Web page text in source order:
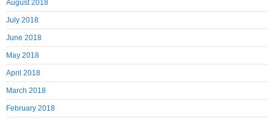
August 2018
July 2018
June 2018
May 2018
April 2018
March 2018
February 2018